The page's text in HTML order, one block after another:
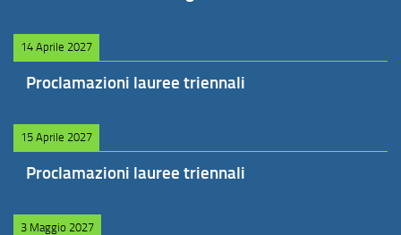
14 Aprile 2027
Proclamazioni lauree triennali
15 Aprile 2027
Proclamazioni lauree triennali
3 Maggio 2027